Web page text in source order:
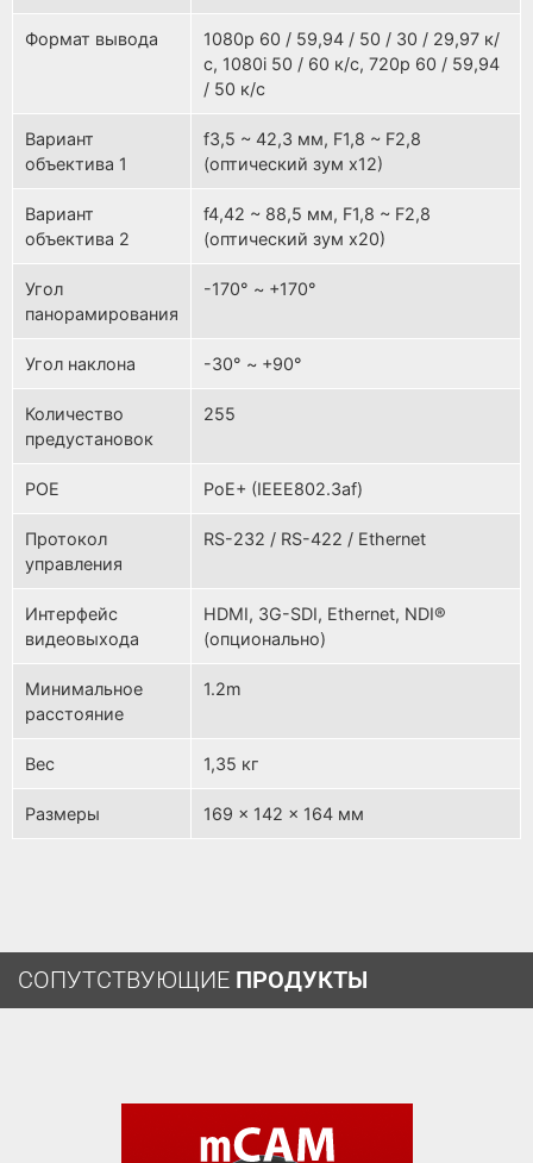
Формат вывода
1080p 60 / 59,94 / 50 / 30 / 29,97 к/
с, 1080i 50 / 60 к/с, 720p 60 / 59,94
/ 50 к/с
Вариант
объектива 1
f3,5 ~ 42,3 мм, F1,8 ~ F2,8
(оптический зум x12)
Вариант
объектива 2
f4,42 ~ 88,5 мм, F1,8 ~ F2,8
(оптический зум x20)
Угол
панорамирования
-170° ~ +170°
Угол наклона -30° ~ +90°
Количество
предустановок
255
POE PoE+ (IEEE802.3af)
Протокол
управления
RS-232 / RS-422 / Ethernet
Интерфейс
видеовыхода
HDMI, 3G-SDI, Ethernet, NDI®
(опционально)
Минимальное
расстояние
1.2m
Вес 1,35 кг
Размеры 169 x 142 x 164 мм
СОПУТСТВУЮЩИЕ ПРОДУКТЫ